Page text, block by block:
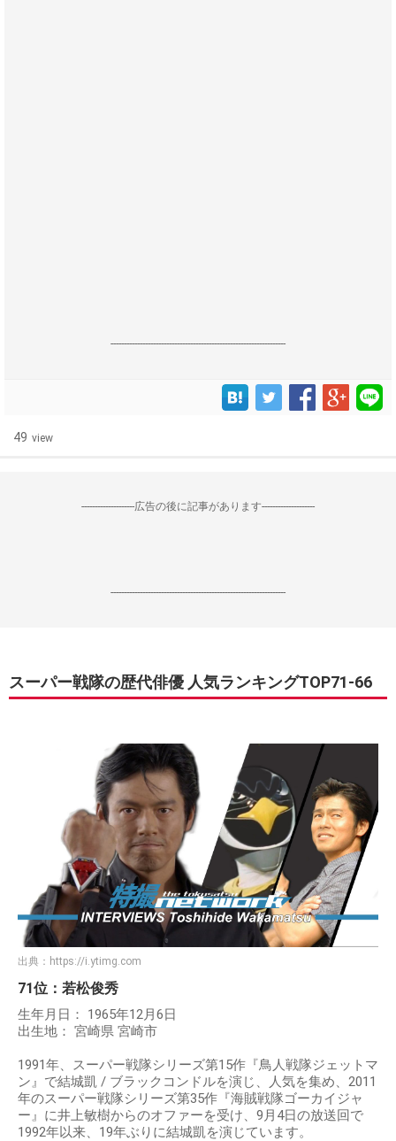
------------------------------------------------------------------
49 view
--------------------広告の後に記事があります--------------------
------------------------------------------------------------------
スーパー戦隊の歴代俳優 人気ランキングTOP71-66
出典： https://i.ytimg.com
71位：若松俊秀
生年月日： 1965年12月6日
出生地： 宮崎県 宮崎市
1991年、スーパー戦隊シリーズ第15作『鳥人戦隊ジェットマ
ン』で結城凱 / ブラックコンドルを演じ、人気を集め、2011
年のスーパー戦隊シリーズ第35作『海賊戦隊ゴーカイジャ
ー』に井上敏樹からのオファーを受け、9月4日の放送回で
1992年以来、19年ぶりに結城凱を演じています。